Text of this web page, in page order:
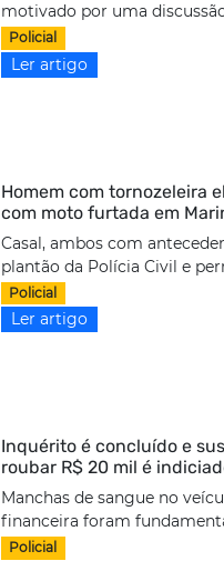
motivado por uma
Policial
Ler artigo
Homem com tornozeleira
com moto furtada em
Casal, ambos com
plantão da Polícia Civil e
Policial
Ler artigo
Inquérito é concluído e
roubar R$ 20 mil é
Manchas de sangue no
financeira foram
Policial